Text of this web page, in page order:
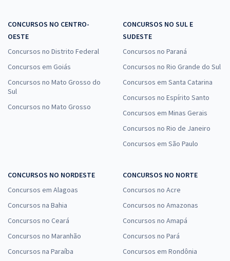
CONCURSOS NO CENTRO-
OESTE
Concursos no Distrito Federal
Concursos em Goiás
Concursos no Mato Grosso do
Sul
Concursos no Mato Grosso
CONCURSOS NO SUL E
SUDESTE
Concursos no Paraná
Concursos no Rio Grande do Sul
Concursos em Santa Catarina
Concursos no Espírito Santo
Concursos em Minas Gerais
Concursos no Rio de Janeiro
Concursos em São Paulo
CONCURSOS NO NORDESTE
Concursos em Alagoas
Concursos na Bahia
Concursos no Ceará
Concursos no Maranhão
Concursos na Paraíba
CONCURSOS NO NORTE
Concursos no Acre
Concursos no Amazonas
Concursos no Amapá
Concursos no Pará
Concursos em Rondônia